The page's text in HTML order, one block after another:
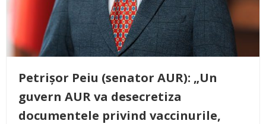
Petrișor Peiu (senator AUR): „Un
guvern AUR va desecretiza
documentele privind vaccinurile,